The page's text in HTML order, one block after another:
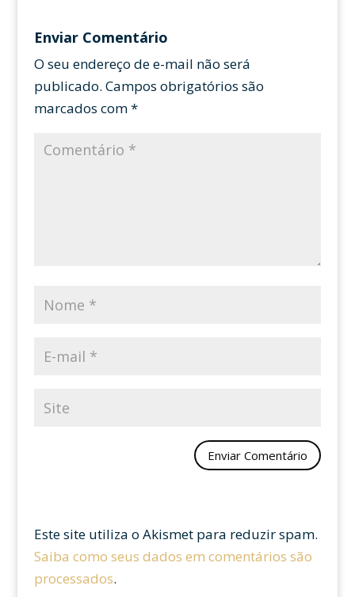
Enviar Comentário
O seu endereço de e-mail não será
publicado. Campos obrigatórios são
marcados com*
Este site utiliza o Akismet para reduzir spam.
Saiba como seus dados em comentários são
processados.